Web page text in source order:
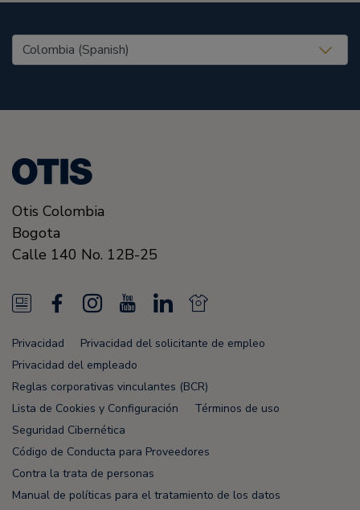
United States (EN)
Otis Colombia
Bogota
Calle 140 No. 12B-25
N
e
w
s
F
e
e
c
e
b
o
o
I
n
s
t
a
g
r
o
T
u
b
e
L
k
e
d
N
e
F
e
Privacidad
Privacidad del solicitante de empleo
Privacidad del empleado
Reglas corporativas vinculantes (BCR)
Lista de Cookies y Configuración
Términos de uso
Seguridad Cibernética
Código de Conducta para Proveedores
Contra la trata de personas
Manual de políticas para el tratamiento de los datos